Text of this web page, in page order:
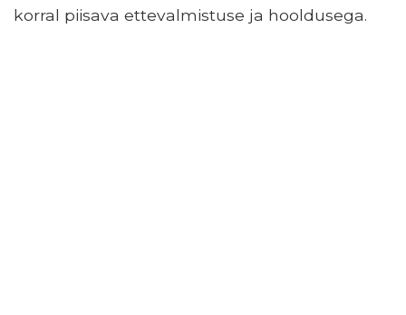
korral piisava ettevalmistuse ja hooldusega.